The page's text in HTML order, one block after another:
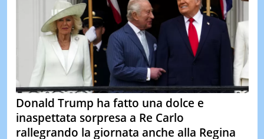
Donald Trump ha fatto una dolce e
inaspettata sorpresa a Re Carlo
rallegrando la giornata anche alla Regina